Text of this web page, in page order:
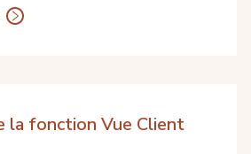
la fonction Vue Client